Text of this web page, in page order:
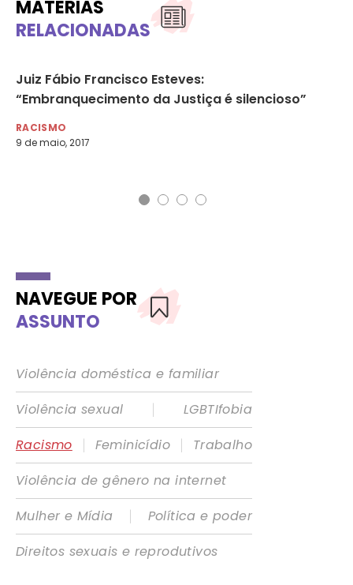
MATÉRIAS
RELACIONADAS
Juiz Fábio Francisco Esteves:
“Embranquecimento da Justiça é silencioso”
RACISMO
9 de maio, 2017
NAVEGUE POR
ASSUNTO
Violência doméstica e familiar
Violência sexual
|
LGBTIfobia
Racismo
| Feminicídio |
Trabalho
Violência de gênero na internet
Mulher e Mídia
|
Política e poder
Direitos sexuais e reprodutivos